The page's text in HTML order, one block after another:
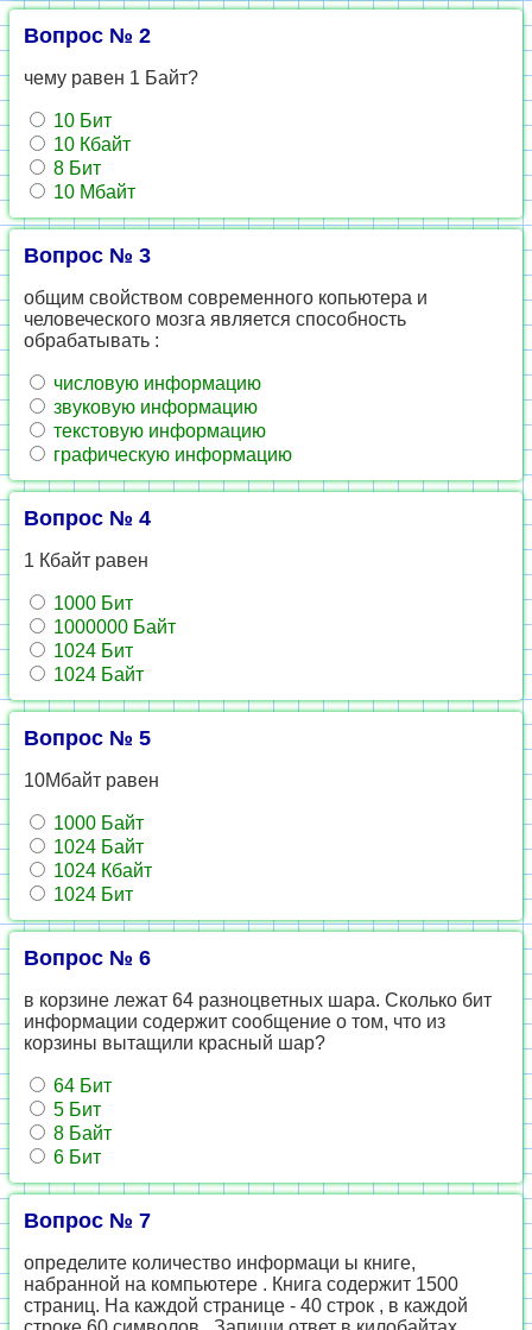
Вопрос № 2
чему равен 1 Байт?
10 Бит
10 Кбайт
8 Бит
10 Мбайт
Вопрос № 3
общим свойством современного копьютера и
человеческого мозга является способность
обрабатывать :
числовую информацию
звуковую информацию
текстовую информацию
графическую информацию
Вопрос № 4
1 Кбайт равен
1000 Бит
1000000 Байт
1024 Бит
1024 Байт
Вопрос № 5
10Мбайт равен
1000 Байт
1024 Байт
1024 Кбайт
1024 Бит
Вопрос № 6
в корзине лежат 64 разноцветных шара. Сколько бит
информации содержит сообщение о том, что из
корзины вытащили красный шар?
64 Бит
5 Бит
8 Байт
6 Бит
Вопрос № 7
определите количество информаци ы книге,
набранной на компьютере . Книга содержит 1500
страниц. На каждой странице - 40 строк , в каждой